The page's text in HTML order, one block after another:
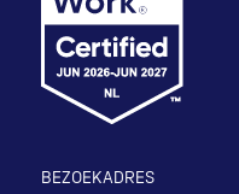
BEZOEKADRES